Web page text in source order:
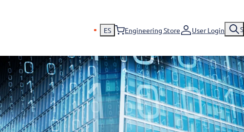
ES Engineering Store User Login